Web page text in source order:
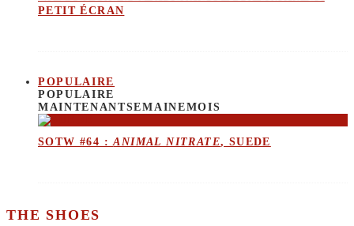
PETIT ÉCRAN
POPULAIRE
POPULAIRE
MAINTENANTSEMAINEMOIS
SOTW #64 :ANIMAL NITRATE, SUEDE
THE SHOES